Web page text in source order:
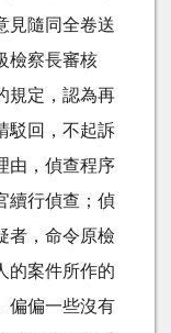
見隨同全卷送
檢察長審核
規定，認為再
駁回，不起訴
由，偵查程序
續行偵查；偵
者，命令原檢
的案件所作的
偏偏一些沒有